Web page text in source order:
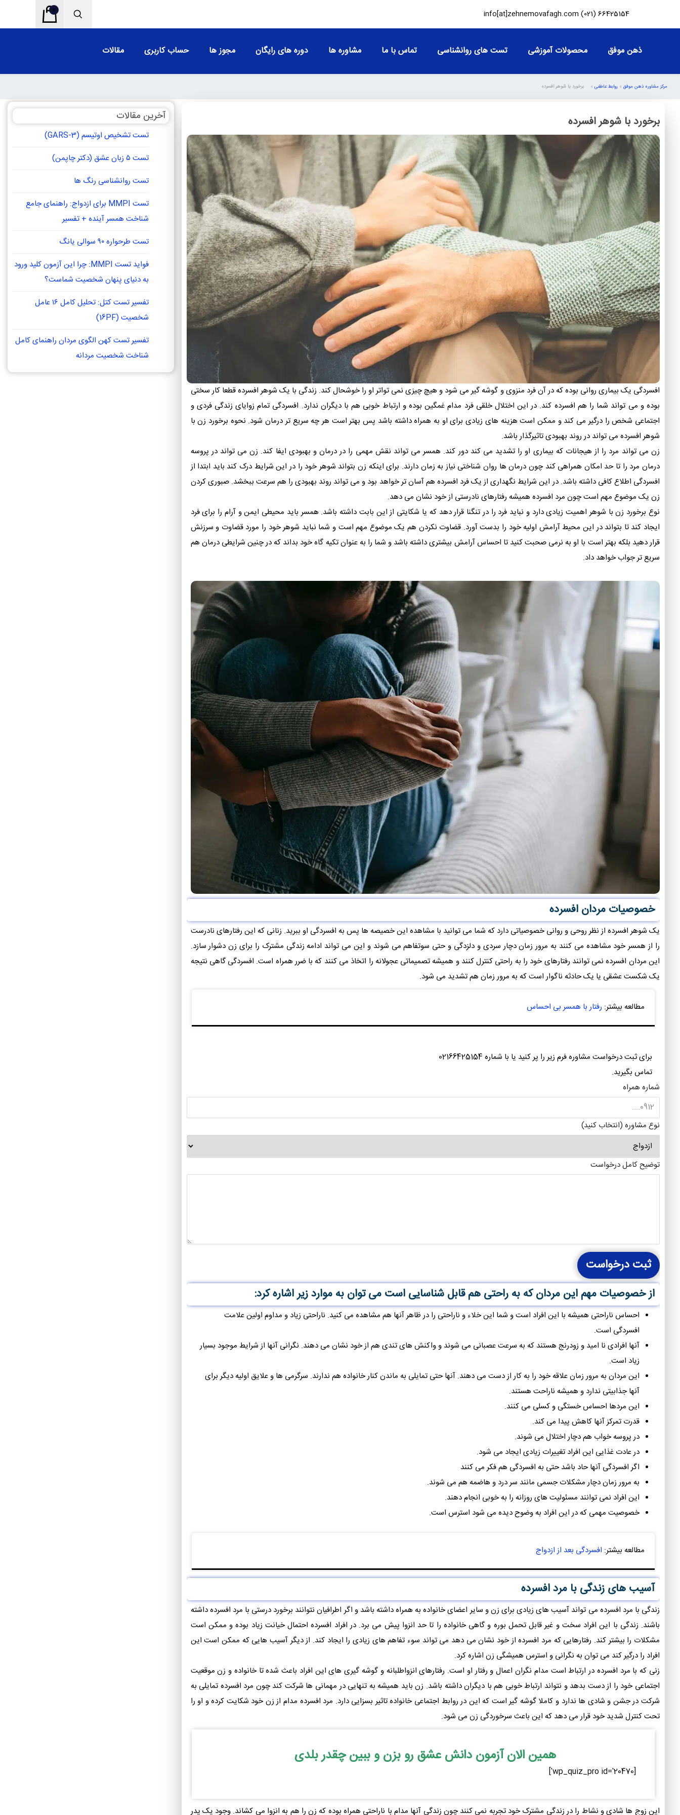
66425154 (021)
info[at]zehnemovafagh.com
0
ذهن موفق محصولات آموزشی تست های روانشناسی تماس با ما مشاوره ها دوره های رایگان مجوز ها حساب کاربری مقالات
مرکز مشاوره ذهن موفق » روابط عاطفی » برخورد با شوهر افسرده
برخورد با شوهر افسرده
افسردگی یک بیماری روانی بوده که در آن فرد منزوی و گوشه گیر می شود و هیچ چیزی نمی تواتر او را خوشحال کند. زندگی با یک شوهر افسرده قطعا کار سختی
بوده و می تواند شما را هم افسرده کند. در این اختلال خلقی فرد مدام غمگین بوده و ارتباط خوبی هم با دیگران ندارد. افسردگی تمام زوایای زندگی فردی و
اجتماعی شخص را درگیر می کند و ممکن است هزینه های زیادی برای او به همراه داشته باشد پس بهتر است هر چه سریع تر درمان شود. نحوه برخورد زن با
شوهر افسرده می تواند در روند بهبودی تاثیرگذار باشد.
زن می تواند مرد را از هیجانات که بیماری او را تشدید می کند دور کند. همسر می تواند نقش مهمی را در درمان و بهبودی ایفا کند. زن می تواند در پروسه
درمان مرد را تا حد امکان همراهی کند چون درمان ها روان شناختی نیاز به زمان دارند. برای اینکه زن بتواند شوهر خود را در این شرایط درک کند باید ابتدا از
افسردگی اطلاع کافی داشته باشد. در این شرایط نگهداری از یک فرد افسرده هم آسان تر خواهد بود و می تواند روند بهبودی را هم سرعت ببخشد. صبوری کردن
زن یک موضوع مهم است چون مرد افسرده همیشه رفتارهای نادرستی از خود نشان می دهد.
نوع برخورد زن با شوهر اهمیت زیادی دارد و نباید فرد را در تنگنا قرار دهد که یا شکایتی از این بابت داشته باشد. همسر باید محیطی ایمن و آرام را برای فرد
ایجاد کند تا بتواند در این محیط آرامش اولیه خود را بدست آورد. قضاوت نکردن هم یک موضوع مهم است و شما نباید شوهر خود را مورد قضاوت و سرزنش
قرار دهید بلکه بهتر است با او به نرمی صحبت کنید تا احساس آرامش بیشتری داشته باشد و شما را به عنوان تکیه گاه خود بداند که در چنین شرایطی درمان هم
سریع تر جواب خواهد داد.
خصوصیات مردان افسرده
یک شوهر افسرده از نظر روحی و روانی خصوصیاتی دارد که شما می توانید با مشاهده این خصیصه ها پس به افسردگی او ببرید. زنانی که این رفتارهای نادرست
را از همسر خود مشاهده می کنند به مرور زمان دچار سردی و دلزدگی و حتی سوتفاهم می شوند و این می تواند ادامه زندگی مشترک را برای زن دشوار سازد.
این مردان افسرده نمی توانند رفتارهای خود را به راحتی کنترل کنند و همیشه تصمیماتی عجولانه را اتخاذ می کنند که با ضرر همراه است. افسردگی گاهی نتیجه
یک شکست عشقی یا یک حادثه ناگوار است که به مرور زمان هم تشدید می شود.
مطالعه بیشتر: رفتار با همسر بی احساس
برای ثبت درخواست مشاوره فرم زیر را پر کنید یا با شماره 02166425154
تماس بگیرید.
شماره همراه
نوع مشاوره (انتخاب کنید)
توضیح کامل درخواست
ثبت درخواست
از خصوصیات مهم این مردان که به راحتی هم قابل شناسایی است می توان به موارد زیر اشاره کرد:
احساس ناراحتی همیشه با این افراد است و شما این خلاء و ناراحتی را در ظاهر آنها هم مشاهده می کنید. ناراحتی زیاد و مداوم اولین علامت
افسردگی است.
آنها افرادی نا امید و زودرنج هستند که به سرعت عصبانی می شوند و واکنش های تندی هم از خود نشان می دهند. نگرانی آنها از شرایط موجود بسیار
زیاد است.
این مردان به مرور زمان علاقه خود را به کار از دست می دهند. آنها حتی تمایلی به ماندن کنار خانواده هم ندارند. سرگرمی ها و علایق اولیه دیگر برای
آنها جذابیتی ندارد و همیشه ناراحت هستند.
این مردها احساس خستگی و کسلی می کنند.
قدرت تمرکز آنها کاهش پیدا می کند.
در پروسه خواب هم دچار اختلال می شوند.
در عادت غذایی این افراد تغییرات زیادی ایجاد می شود.
اگر افسردگی آنها حاد باشد حتی به افسردگی هم فکر می کنند‌
به مرور زمان دچار مشکلات جسمی مانند سر درد و هاضمه هم می شوند.
این افراد نمی توانند مسئولیت های روزانه را به خوبی انجام دهند.
خصوصیت مهمی که در این افراد به وضوح دیده می شود استرس است.
مطالعه بیشتر: افسردگی بعد از ازدواج
آسیب های زندگی با مرد افسرده
زندگی با مرد افسرده می تواند آسیب های زیادی برای زن و سایر اعضای خانواده به همراه داشته باشد و اگر اطرافیان نتوانند برخورد درستی با مرد افسرده داشته
باشند. زندگی با این افراد سخت و غیر قابل تحمل بوره و گاهی خانواده را تا حد انزوا پیش می برد. در افراد افسرده احتمال خیانت زیاد بوده و ممکن است
مشکلات را بیشتر کند. رفتارهایی که مرد افسرده از خود نشان می دهد می تواند سوء تفاهم های زیادی را ایجاد کند. از دیگر آسیب هایی که ممکن است این
افراد را درگیر کند می توان به نگرانی و استرس همیشگی زن اشاره کرد.
زنی که با مرد افسرده در ارتباط است مدام نگران اعمال و رفتار او است. رفتارهای انزواطلبانه و گوشه گیری های این افراد باعث شده تا خانواده و زن موقعیت
اجتماعی خود را از دست بدهد و نتواند ارتباط خوبی هم با دیگران داشته باشد. زن باید همیشه به تنهایی در مهمانی ها شرکت کند چون مرد افسرده تمایلی به
شرکت در جشن و شادی ها ندارد و کاملا گوشه گیر است که این در روابط اجتماعی خانواده تاثیر بسزایی دارد. مرد افسرده مدام از زن خود شکایت کرده و او را
تحت کنترل شدید خود قرار می دهد که این باعث سرخوردگی زن می شود.
همین الان آزمون دانش عشق رو بزن و ببین چقدر بلدی
[wp_quiz_pro id='20470']
این زوج ها شادی و نشاط را در زندگی مشترک خود تجربه نمی کنند چون زندگی آنها مدام با ناراحتی همراه بوده که زن را هم به انزوا می کشاند. وجود یک پدر
آخرین مقالات
تست تشخیص اوتیسم (GARS-3)
تست ۵ زبان عشق (دکتر چاپمن)
تست روانشناسی رنگ ها
تست MMPI برای ازدواج: راهنمای جامع
شناخت همسر آینده + تفسیر
تست طرحواره ۹۰ سوالی یانگ
فواید تست MMPI: چرا این آزمون کلید ورود
به دنیای پنهان شخصیت شماست؟
تفسیر تست کتل: تحلیل کامل ۱۶ عامل
شخصیت (16PF)
تفسیر تست کهن الگوی مردان راهنمای کامل
شناخت شخصیت مردانه